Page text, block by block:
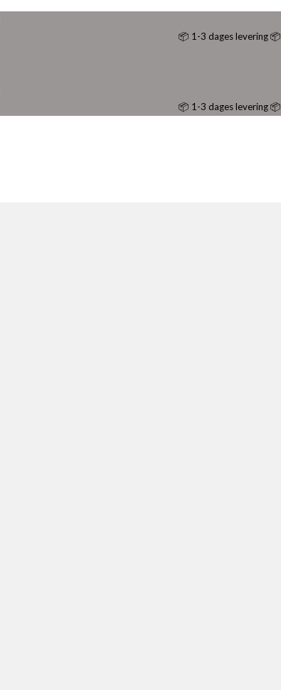
📦 1-3 dages levering 📦
📦 1-3 dages levering 📦